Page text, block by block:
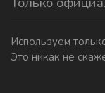
Используем
Это никак не